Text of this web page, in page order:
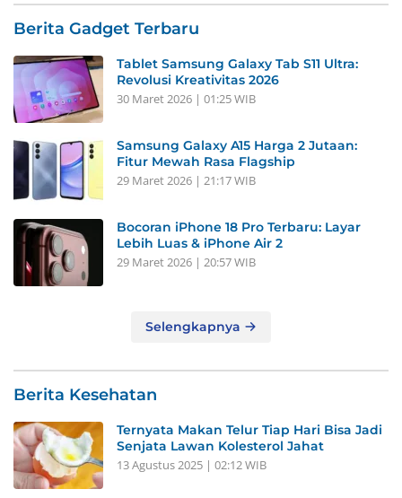
Berita Gadget Terbaru
Tablet Samsung Galaxy Tab S11 Ultra:
Revolusi Kreativitas 2026
30 Maret 2026 | 01:25 WIB
Samsung Galaxy A15 Harga 2 Jutaan:
Fitur Mewah Rasa Flagship
29 Maret 2026 | 21:17 WIB
Bocoran iPhone 18 Pro Terbaru: Layar
Lebih Luas & iPhone Air 2
29 Maret 2026 | 20:57 WIB
Selengkapnya
Berita Kesehatan
Ternyata Makan Telur Tiap Hari Bisa Jadi
Senjata Lawan Kolesterol Jahat
13 Agustus 2025 | 02:12 WIB